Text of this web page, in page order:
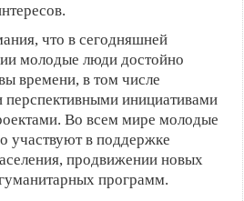
что в сегодняшней
молодые люди достойно
времени, в том числе
инициативами
Во всем мире молодые
участвуют в поддержке
продвижении новых
программ.